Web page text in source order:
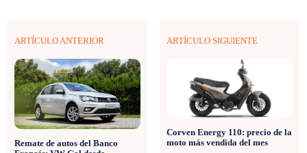
ARTÍCULO ANTERIOR
Remate de autos del Banco
ARTÍCULO SIGUIENTE
Corven Energy 110: precio de la
moto más vendida del mes